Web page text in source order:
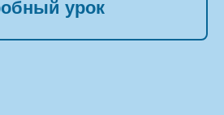
урок